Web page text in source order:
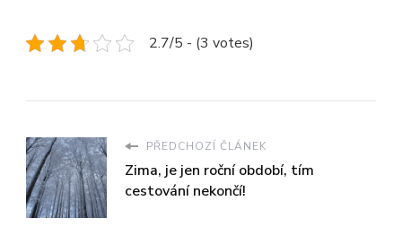
2.7/5 - (3 votes)
PŘEDCHOZÍ ČLÁNEK
Zima, je jen roční období, tím
cestování nekončí!